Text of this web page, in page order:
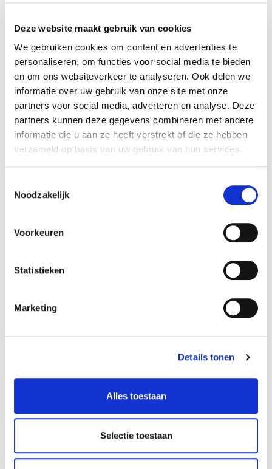
Deze website maakt gebruik van cookies
We gebruiken cookies om content en advertenties te
personaliseren, om functies voor social media te bieden
en om ons websiteverkeer te analyseren. Ook delen we
informatie over uw gebruik van onze site met onze
partners voor social media, adverteren en analyse. Deze
partners kunnen deze gegevens combineren met andere
informatie die u aan ze heeft verstrekt of die ze hebben
verzameld op basis van uw gebruik van hun services.
Noodzakelijk
Voorkeuren
Statistieken
Marketing
Details tonen
Alles toestaan
Selectie toestaan
125mm 10m)
Hoge chemische
omgeving.
€24,95
wand & vloer 1KG
Zeer korte droogtijd
15min tot maximaal
Atlas Uni-Grunt Primer